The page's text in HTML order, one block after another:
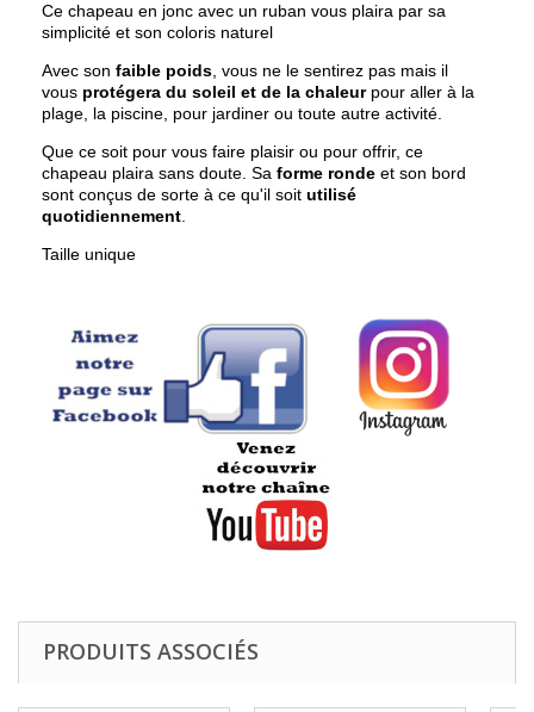
Ce chapeau en jonc avec un ruban vous plaira par sa
simplicité et son coloris naturel
Avec son faible poids , vous ne le sentirez pas mais il
vous protégera du soleil et de la chaleurpour aller à la
plage, la piscine, pour jardiner ou toute autre activité.
Que ce soit pour vous faire plaisir ou pour offrir, ce
chapeau plaira sans doute. Sa forme ronde et son bord
sont conçus de sorte à ce qu'il soit utilisé
quotidiennement
Taille unique
PRODUITS ASSOCIÉS